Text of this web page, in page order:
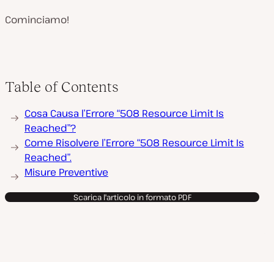
Cominciamo!
Table of Contents
Cosa Causa l’Errore “508 Resource Limit Is
Reached”?
Come Risolvere l’Errore “508 Resource Limit Is
Reached”.
Misure Preventive
Scarica l'articolo in formato PDF